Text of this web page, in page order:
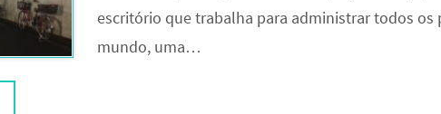
escritório que trabalha para administrar todos os
mundo, uma…